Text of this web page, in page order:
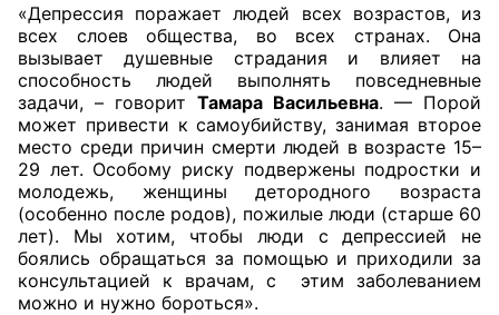
Документы ОП КО
Регламент ОП КО
Кодекс этики ОП КО
Положения
Соглашения
Рекомендации
«Депрессия поражает людей всех возрастов, из
всех слоев общества, во всех странах. Она
вызывает душевные страдания и влияет на
способность людей выполнять повседневные
задачи, – говорит Тамара Васильевна. — Порой
может привести к самоубийству, занимая второе
место среди причин смерти людей в возрасте 15–
29 лет. Особому риску подвержены подростки и
молодежь, женщины детородного возраста
(особенно после родов), пожилые люди (старше 60
лет). Мы хотим, чтобы люди с депрессией не
боялись обращаться за помощью и приходили за
консультацией к врачам, с этим заболеванием
можно и нужно бороться».